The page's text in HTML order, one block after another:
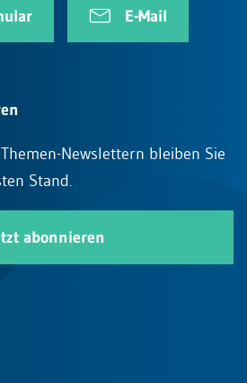
E-Mail
Newslettern bleiben Sie
Stand.
abonnieren